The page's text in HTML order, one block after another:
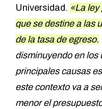
Universidad. «La ley
que se destine a las
de la tasa de egreso.
disminuyendo en los
principales causas
este contexto va a
menor el